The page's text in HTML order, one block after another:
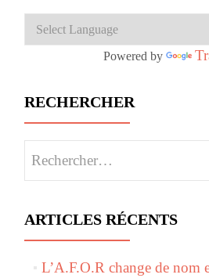
Powered by
RECHERCHER
ARTICLES RÉCENTS
L’A.F.O.R change de nom